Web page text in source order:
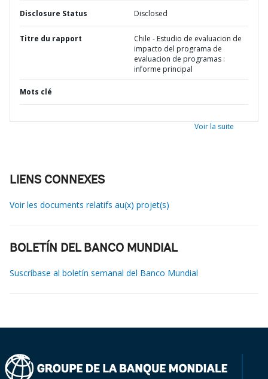
Disclosure Status Disclosed
Titre du rapport
Chile - Estudio de evaluacion de
impacto del programa de
evaluacion de programas :
informe principal
Mots clé
Voir la suite
LIENS CONNEXES
Voir les documents relatifs au(x) projet(s)
BOLETÍN DEL BANCO MUNDIAL
Suscríbase al boletín semanal del Banco Mundial